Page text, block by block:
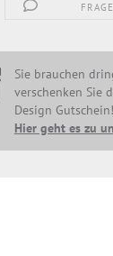
Sie brauchen
verschenken Sie
Design Gutschein!
Hier geht es zu